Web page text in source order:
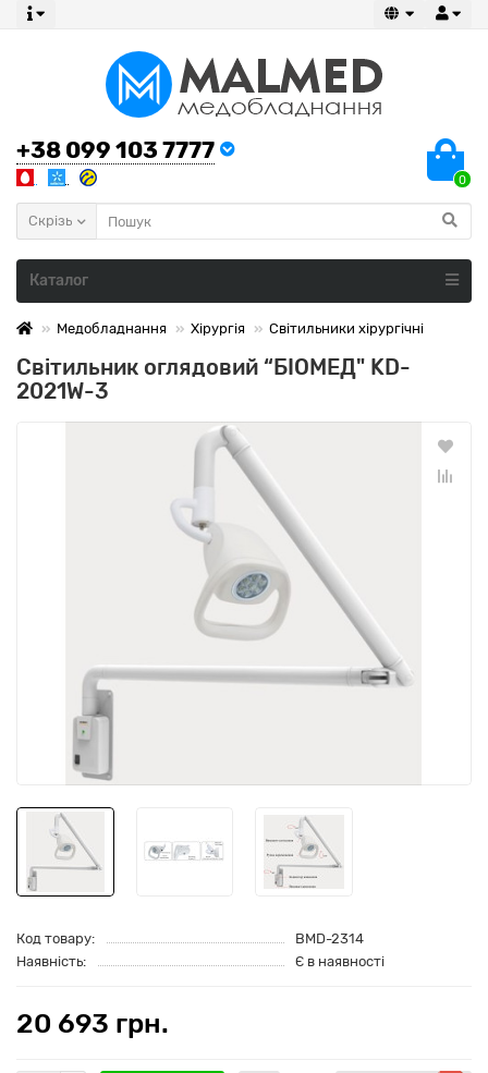
+38 099 103 7777
0
Скрізь
Каталог
Медобладнання Хірургія Світильники хірургічні
Світильник оглядовий “БІОМЕД" KD-
2021W-3
Код товару:
BMD-2314
Наявність:
Є в наявності
20 693 грн.